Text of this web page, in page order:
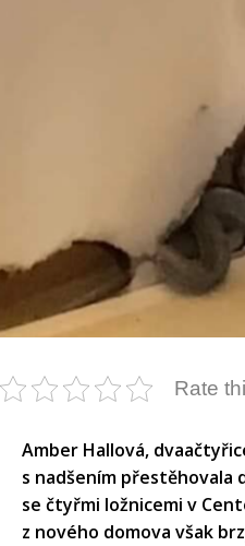
Rate
Amber Hallová,
s nadšením přestěhovala
se čtyřmi ložnicemi v
z nového domova však